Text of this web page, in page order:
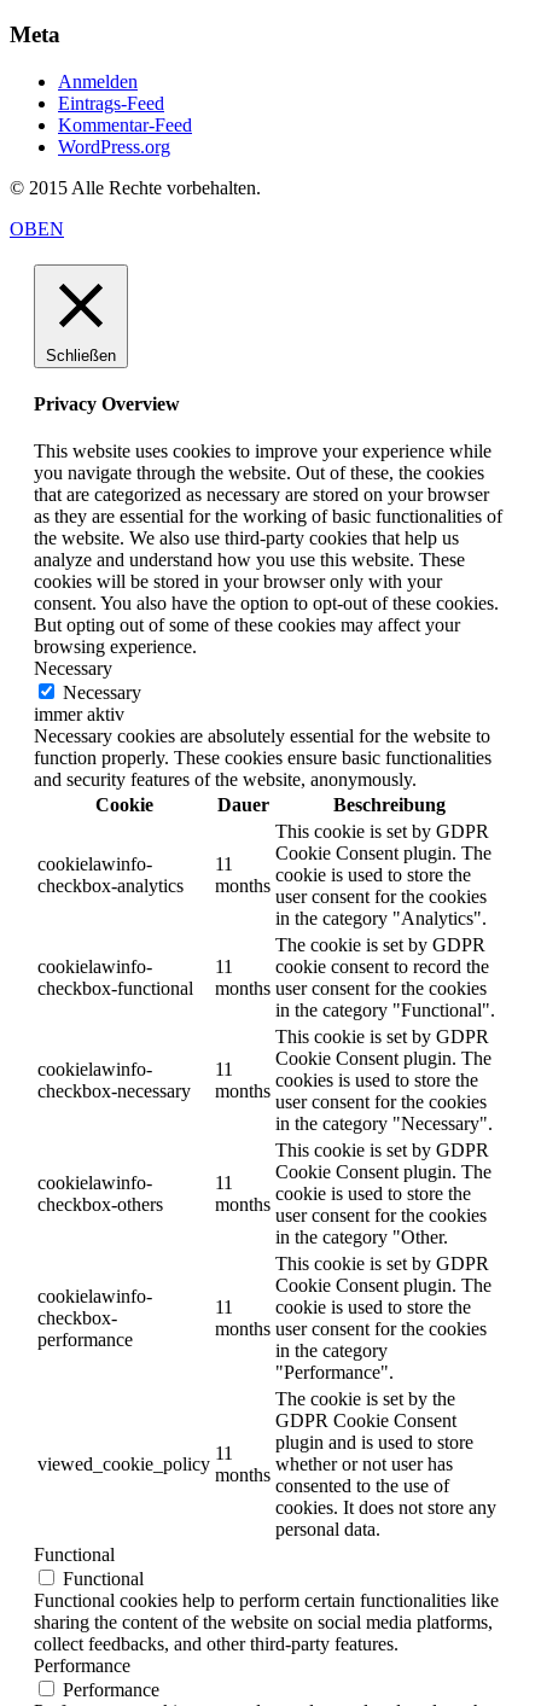
Meta
Anmelden
Eintrags-Feed
Kommentar-Feed
WordPress.org
© 2015 Alle Rechte vorbehalten.
OBEN
Schließen
Privacy Overview
This website uses cookies to improve your experience while
you navigate through the website. Out of these, the cookies
that are categorized as necessary are stored on your browser
as they are essential for the working of basic functionalities of
the website. We also use third-party cookies that help us
analyze and understand how you use this website. These
cookies will be stored in your browser only with your
consent. You also have the option to opt-out of these cookies.
But opting out of some of these cookies may affect your
browsing experience.
Necessary
Necessary
immer aktiv
Necessary cookies are absolutely essential for the website to
function properly. These cookies ensure basic functionalities
and security features of the website, anonymously.
Cookie
Dauer Beschreibung
cookielawinfo-
checkbox-analytics
11
months
This cookie is set by GDPR
Cookie Consent plugin. The
cookie is used to store the
user consent for the cookies
in the category "Analytics".
cookielawinfo-
checkbox-functional
11
months
The cookie is set by GDPR
cookie consent to record the
user consent for the cookies
in the category "Functional".
cookielawinfo-
checkbox-necessary
11
months
This cookie is set by GDPR
Cookie Consent plugin. The
cookies is used to store the
user consent for the cookies
in the category "Necessary".
cookielawinfo-
checkbox-others
11
months
This cookie is set by GDPR
Cookie Consent plugin. The
cookie is used to store the
user consent for the cookies
in the category "Other.
cookielawinfo-
checkbox-
performance
11
months
This cookie is set by GDPR
Cookie Consent plugin. The
cookie is used to store the
user consent for the cookies
in the category
"Performance".
viewed_cookie_policy
11
months
The cookie is set by the
GDPR Cookie Consent
plugin and is used to store
whether or not user has
consented to the use of
cookies. It does not store any
personal data.
Functional
Functional
Functional cookies help to perform certain functionalities like
sharing the content of the website on social media platforms,
collect feedbacks, and other third-party features.
Performance
Performance